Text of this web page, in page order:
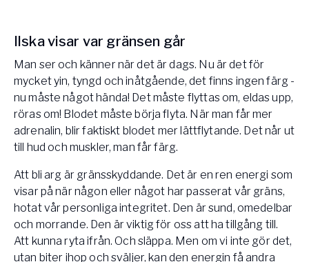
Ilska visar var gränsen går
Man ser och känner när det är dags. Nu är det för
mycket yin, tyngd och inåtgående, det finns ingen färg -
nu måste något hända! Det måste flyttas om, eldas upp,
röras om! Blodet måste börja flyta. När man får mer
adrenalin, blir faktiskt blodet mer lättflytande. Det når ut
till hud och muskler, man får färg.
Att bli arg är gränsskyddande. Det är en ren energi som
visar på när någon eller något har passerat vår gräns,
hotat vår personliga integritet. Den är sund, omedelbar
och morrande. Den är viktig för oss att ha tillgång till.
Att kunna ryta ifrån. Och släppa. Men om vi inte gör det,
utan biter ihop och sväljer, kan den energin få andra